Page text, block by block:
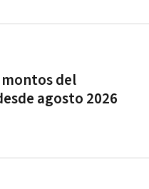
montos del
agosto 2026